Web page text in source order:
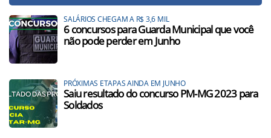
SALÁRIOS CHEGAM A R$ 3,6 MIL
6 concursos para Guarda Municipal que você
não pode perder em Junho
PRÓXIMAS ETAPAS AINDA EM JUNHO
Saiu resultado do concurso PM-MG 2023 para
Soldados